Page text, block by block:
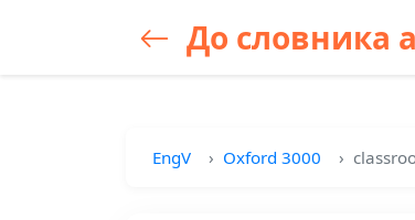
До словника
EngV Oxford 3000